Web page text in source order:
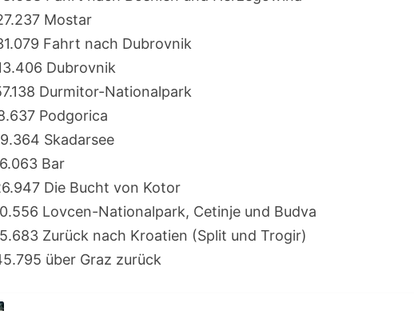
Mostar
Fahrt nach Dubrovnik
Dubrovnik
Durmitor-Nationalpark
Podgorica
Skadarsee
Bar
Die Bucht von Kotor
Lovcen-Nationalpark, Cetinje und Budva
Zurück nach Kroatien (Split und Trogir)
über Graz zurück